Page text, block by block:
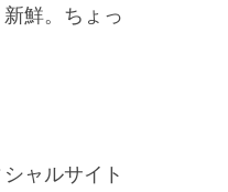
鮮。ちょっ
ャルサイト